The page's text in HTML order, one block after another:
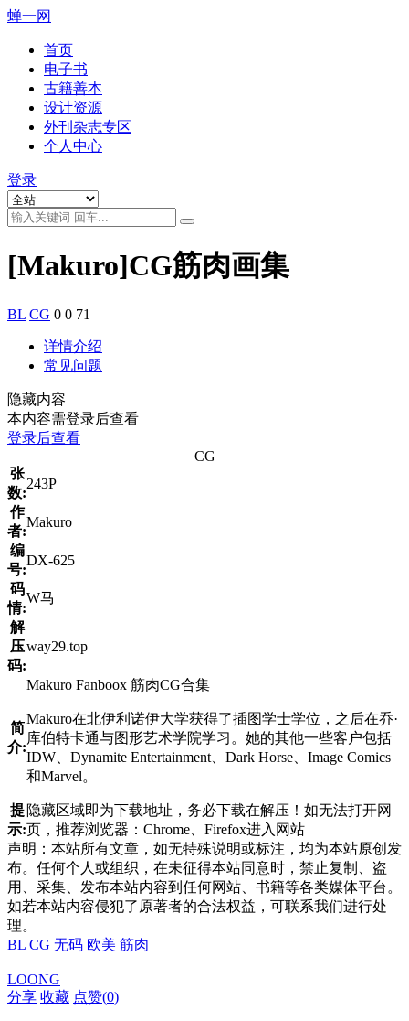
蝉一网
首页
电子书
古籍善本
设计资源
外刊杂志专区
个人中心
登录
[Makuro]CG筋肉画集
BL CG 0 0 71
详情介绍
常见问题
隐藏内容
本内容需登录后查看
登录后查看
CG
张
数:
243P
作
者:
Makuro
编
号:
DX-625
码
情:
W马
解
压
码:
way29.top
简
介:
Makuro Fanboox 筋肉CG合集
Makuro在北伊利诺伊大学获得了插图学士学位，之后在乔·
库伯特卡通与图形艺术学院学习。她的其他一些客户包括
IDW、Dynamite Entertainment、Dark Horse、Image Comics
和Marvel。
提
示:
隐藏区域即为下载地址，务必下载在解压！如无法打开网
页，推荐浏览器：Chrome、Firefox进入网站
声明：本站所有文章，如无特殊说明或标注，均为本站原创发
布。任何个人或组织，在未征得本站同意时，禁止复制、盗
用、采集、发布本站内容到任何网站、书籍等各类媒体平台。
如若本站内容侵犯了原著者的合法权益，可联系我们进行处
理。
BL CG 无码 欧美 筋肉
LOONG
分享 收藏 点赞(0)